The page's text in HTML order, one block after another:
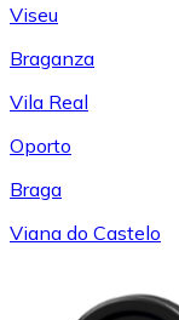
Viseu
Braganza
Vila Real
Oporto
Braga
Viana do Castelo